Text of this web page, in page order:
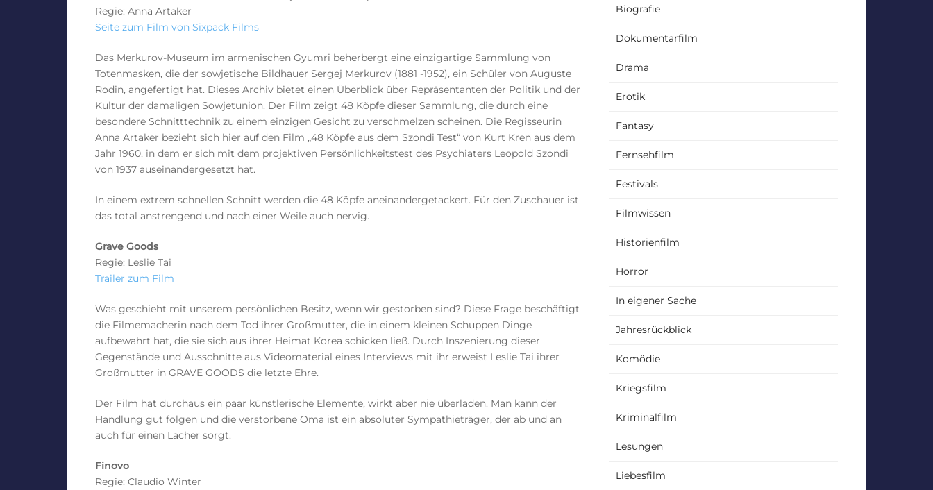
Regie: Anna Artaker
Seite zum Film von Sixpack Films
Das Merkurov-Museum im armenischen Gyumri beherbergt eine einzigartige Sammlung von
Totenmasken, die der sowjetische Bildhauer Sergej Merkurov (1881 -1952), ein Schüler von Auguste
Rodin, angefertigt hat. Dieses Archiv bietet einen Überblick über Repräsentanten der Politik und der
Kultur der damaligen Sowjetunion. Der Film zeigt 48 Köpfe dieser Sammlung, die durch eine
besondere Schnitttechnik zu einem einzigen Gesicht zu verschmelzen scheinen. Die Regisseurin
Anna Artaker bezieht sich hier auf den Film „48 Köpfe aus dem Szondi Test“ von Kurt Kren aus dem
Jahr 1960, in dem er sich mit dem projektiven Persönlichkeitstest des Psychiaters Leopold Szondi
von 1937 auseinandergesetzt hat.
In einem extrem schnellen Schnitt werden die 48 Köpfe aneinandergetackert. Für den Zuschauer ist
das total anstrengend und nach einer Weile auch nervig.
Grave Goods
Regie: Leslie Tai
Trailer zum Film
Was geschieht mit unserem persönlichen Besitz, wenn wir gestorben sind? Diese Frage beschäftigt
die Filmemacherin nach dem Tod ihrer Großmutter, die in einem kleinen Schuppen Dinge
aufbewahrt hat, die sie sich aus ihrer Heimat Korea schicken ließ. Durch Inszenierung dieser
Gegenstände und Ausschnitte aus Videomaterial eines Interviews mit ihr erweist Leslie Tai ihrer
Großmutter in GRAVE GOODS die letzte Ehre.
Der Film hat durchaus ein paar künstlerische Elemente, wirkt aber nie überladen. Man kann der
Handlung gut folgen und die verstorbene Oma ist ein absoluter Sympathieträger, der ab und an
auch für einen Lacher sorgt.
Finovo
Regie: Claudio Winter
Biografie
Dokumentarfilm
Drama
Erotik
Fantasy
Fernsehfilm
Festivals
Filmwissen
Historienfilm
Horror
In eigener Sache
Jahresrückblick
Komödie
Kriegsfilm
Kriminalfilm
Lesungen
Liebesfilm